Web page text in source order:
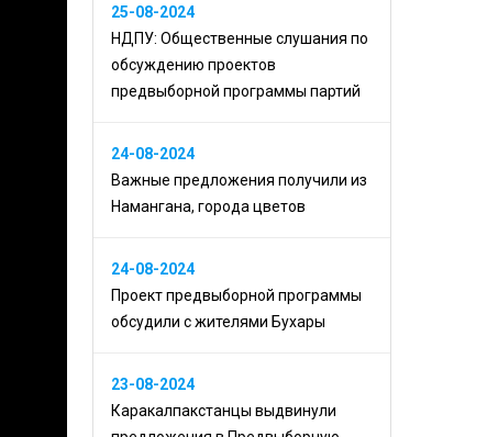
25-08-2024
НДПУ: Общественные слушания по
обсуждению проектов
предвыборной программы партий
24-08-2024
Важные предложения получили из
Намангана, города цветов
24-08-2024
Проект предвыборной программы
обсудили с жителями Бухары
23-08-2024
Каракалпакстанцы выдвинули